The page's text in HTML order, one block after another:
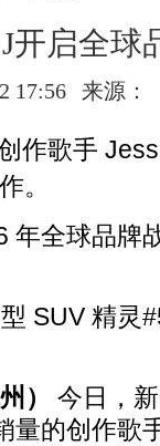
J开启全球
17:56 来源：
作歌手
。
年全球品牌
SUV 精灵
）
今日，
量的创作歌